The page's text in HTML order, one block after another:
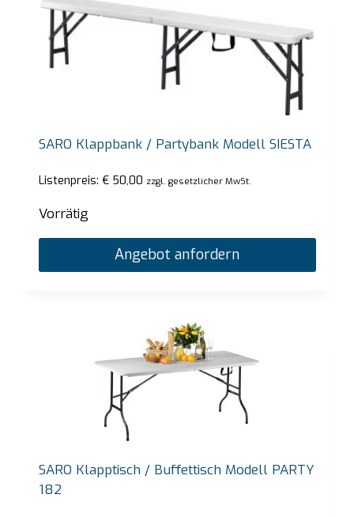
SARO Klappbank / Partybank Modell SIESTA
Listenpreis: €50,00 zzgl. gesetzlicher MwSt.
Vorrätig
Angebot anfordern
SARO Klapptisch / Buffettisch Modell PARTY
182